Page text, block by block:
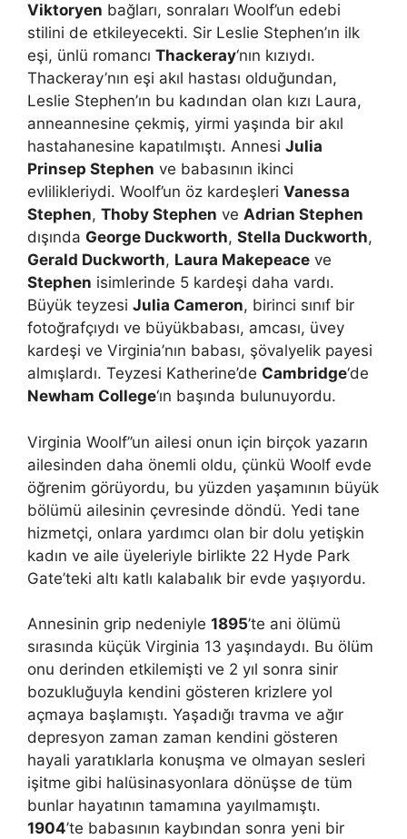
Viktoryen bağları, sonraları Woolf’un edebi
stilini de etkileyecekti. Sir Leslie Stephen’ın ilk
eşi, ünlü romancı Thackeray‘nın kızıydı.
Thackeray’nın eşi akıl hastası olduğundan,
Leslie Stephen’ın bu kadından olan kızı Laura,
anneannesine çekmiş, yirmi yaşında bir akıl
hastahanesine kapatılmıştı. Annesi Julia
Prinsep Stephen ve babasının ikinci
evlilikleriydi. Woolf’un öz kardeşleri Vanessa
Stephen, Thoby Stephen ve Adrian Stephen
dışında George Duckworth, Stella Duckworth,
Gerald Duckworth, Laura Makepeace ve
Stephen isimlerinde 5 kardeşi daha vardı.
Büyük teyzesi Julia Cameron, birinci sınıf bir
fotoğrafçıydı ve büyükbabası, amcası, üvey
kardeşi ve Virginia’nın babası, şövalyelik payesi
almışlardı. Teyzesi Katherine’de Cambridge‘de
Newham College‘ın başında bulunuyordu.
Virginia Woolf’’un ailesi onun için birçok yazarın
ailesinden daha önemli oldu, çünkü Woolf evde
öğrenim görüyordu, bu yüzden yaşamının büyük
bölümü ailesinin çevresinde döndü. Yedi tane
hizmetçi, onlara yardımcı olan bir dolu yetişkin
kadın ve aile üyeleriyle birlikte 22 Hyde Park
Gate’teki altı katlı kalabalık bir evde yaşıyordu.
Annesinin grip nedeniyle 1895’te ani ölümü
sırasında küçük Virginia 13 yaşındaydı. Bu ölüm
onu derinden etkilemişti ve 2 yıl sonra sinir
bozukluğuyla kendini gösteren krizlere yol
açmaya başlamıştı. Yaşadığı travma ve ağır
depresyon zaman zaman kendini gösteren
hayali yaratıklarla konuşma ve olmayan sesleri
işitme gibi halüsinasyonlara dönüşse de tüm
bunlar hayatının tamamına yayılmamıştı.
1904’te babasının kaybından sonra yeni bir